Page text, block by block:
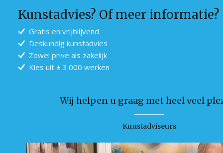
Kunstadvies? Of meer informatie?
Gratis en vrijblijvend
Deskundig kunstadvies
Zowel prive als zakelijk
Kies uit ± 3.000 werken
Wij helpen u graag met heel veel
Kunstadviseurs